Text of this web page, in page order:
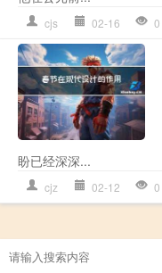
cjs 02-16 0
盼已经深深...
cjz 02-12 0